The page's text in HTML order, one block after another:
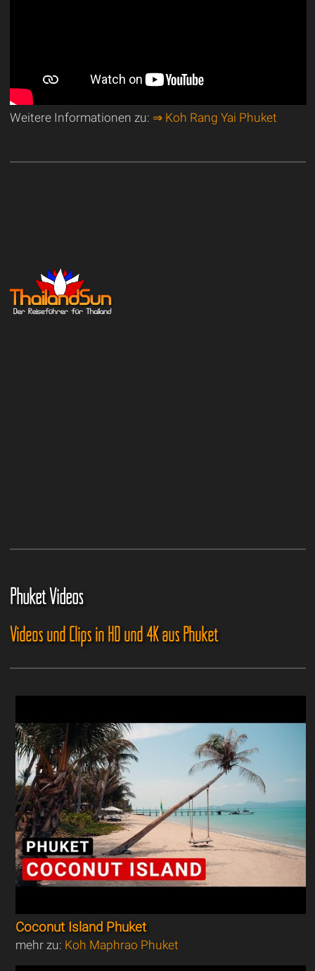
Weitere Informationen zu: ⇒ Koh Rang Yai Phuket
Phuket Videos
Videos und Clips in HD und 4K aus Phuket
Coconut Island Phuket
mehr zu: Koh Maphrao Phuket